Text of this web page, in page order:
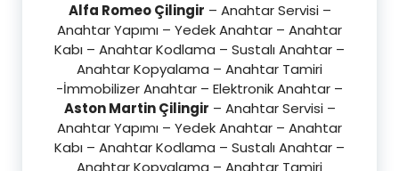
Alfa Romeo Çilingir – Anahtar Servisi –
Anahtar Yapımı – Yedek Anahtar – Anahtar
Kabı – Anahtar Kodlama – Sustalı Anahtar –
Anahtar Kopyalama – Anahtar Tamiri
-İmmobilizer Anahtar – Elektronik Anahtar –
Aston Martin Çilingir – Anahtar Servisi –
Anahtar Yapımı – Yedek Anahtar – Anahtar
Kabı – Anahtar Kodlama – Sustalı Anahtar –